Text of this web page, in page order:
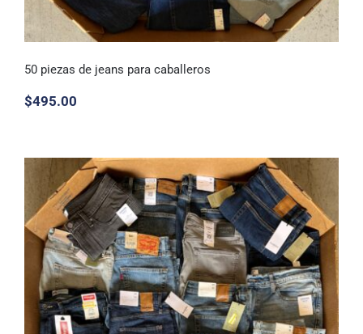
50 piezas de jeans para caballeros
50 piezas de jeans para caballeros
$495.00